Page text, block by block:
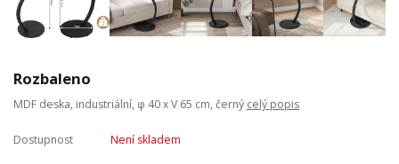
Rozbaleno
MDF deska, industriální, φ 40 x V 65 cm, černý celý popis
Dostupnost Není skladem